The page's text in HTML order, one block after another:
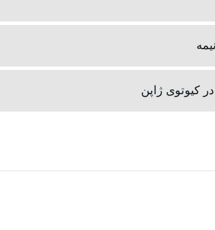
کیوتوی ژاپن